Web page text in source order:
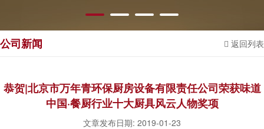
公司新闻 返回列表
恭贺|北京市万年青环保厨房设备有限责任公司荣获味道
中国·餐厨行业十大厨具风云人物奖项
文章发布日期: 2019-01-23